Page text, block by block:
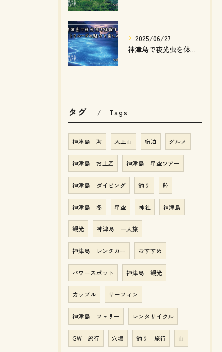
2025/06/27
神津島で夜光虫を体験するナイトクルーズの魅力と楽しみ方
タグ Tags
神津島 海 天上山 宿泊 グルメ
神津島 お土産 神津島 星空ツアー
神津島 ダイビング 釣り 船
神津島 冬 星空 神社 神津島
観光 神津島 一人旅
神津島 レンタカー おすすめ
パワースポット 神津島 観光
カップル サーフィン
神津島 フェリー レンタサイクル
GW 旅行 穴場 釣り 旅行 山